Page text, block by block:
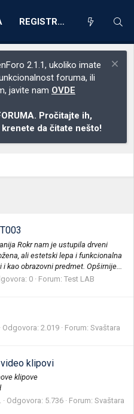
REGISTRACIJA
2.1.1, ukoliko imate
foruma, ili
javite nam OVDE
Pročitajte ih,
da čitate nešto!
Rokr nam je ustupila drveni
ali estetski lepa i funkcionalna
kao obrazovni predmet. Opširnije...
0 Forum: Test LAB
Odgovora: 2.019 Forum: Svaštara
klipovi
klipove
Odgovora: 5.736 Forum: Svaštara